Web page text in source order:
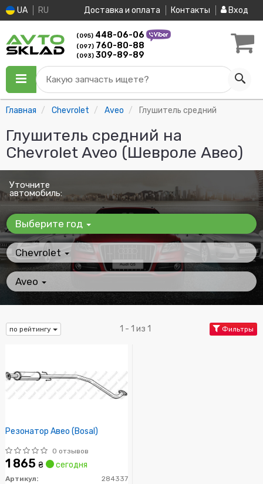
UA RU Доставка и оплата Контакты Вход
(095) 448-06-06
(097) 760-80-88
(093) 309-89-89
Какую запчасть ищете?
Главная Chevrolet Aveo Глушитель средний
Глушитель средний на
Chevrolet Aveo (Шевроле Авео)
Уточните
автомобиль:
Выберите год
Chevrolet
Aveo
по рейтингу 1 - 1 из 1 Фильтры
Резонатор Авео (Bosal)
0 отзывов
1 865 ₴ сегодня
Артикул:
284337